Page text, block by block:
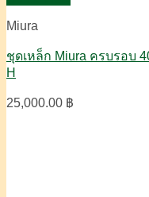
Miura
ชุดเหล็ก Miura ครบรอบ
H
25,000.00 ฿